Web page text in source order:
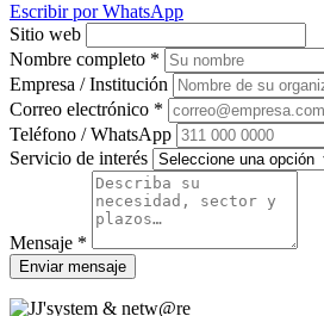
Escribir por WhatsApp
Sitio web
Nombre completo *
Empresa / Institución
Correo electrónico *
Teléfono / WhatsApp
Servicio de interés
Mensaje *
Enviar mensaje